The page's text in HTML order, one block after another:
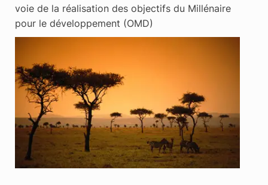
voie de la réalisation des objectifs du Millénaire
pour le développement (OMD)